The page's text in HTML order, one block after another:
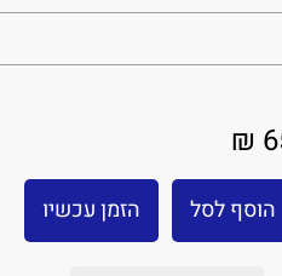
הוסף לסל הזמן עכשיו